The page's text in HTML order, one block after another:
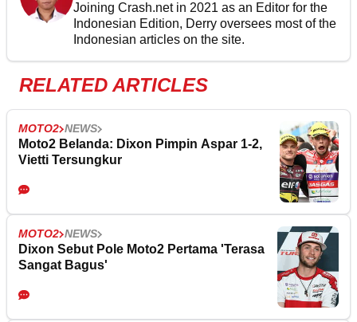
Joining Crash.net in 2021 as an Editor for the
Indonesian Edition, Derry oversees most of the
Indonesian articles on the site.
RELATED ARTICLES
MOTO2 NEWS
Moto2 Belanda: Dixon Pimpin Aspar 1-2,
Vietti Tersungkur
MOTO2 NEWS
Dixon Sebut Pole Moto2 Pertama 'Terasa
Sangat Bagus'